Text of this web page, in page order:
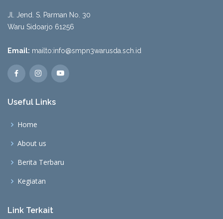
Jl. Jend. S. Parman No. 30
Waru Sidoarjo 61256
Email: mailto:info@smpn3warusda.sch.id
Useful Links
Home
About us
Berita Terbaru
Kegiatan
Link Terkait